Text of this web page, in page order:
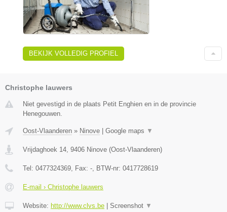
BEKIJK VOLLEDIG PROFIEL
Christophe lauwers
Niet gevestigd in de plaats Petit Enghien en in de provincie
Henegouwen.
Oost-Vlaanderen » Ninove Google maps ▼
Vrijdaghoek 14, 9406 Ninove (Oost-Vlaanderen)
Tel: 0477324369, Fax: -, BTW-nr: 0417728619
E-mail › Christophe lauwers
Website: http://www.clvs.be Screenshot ▼